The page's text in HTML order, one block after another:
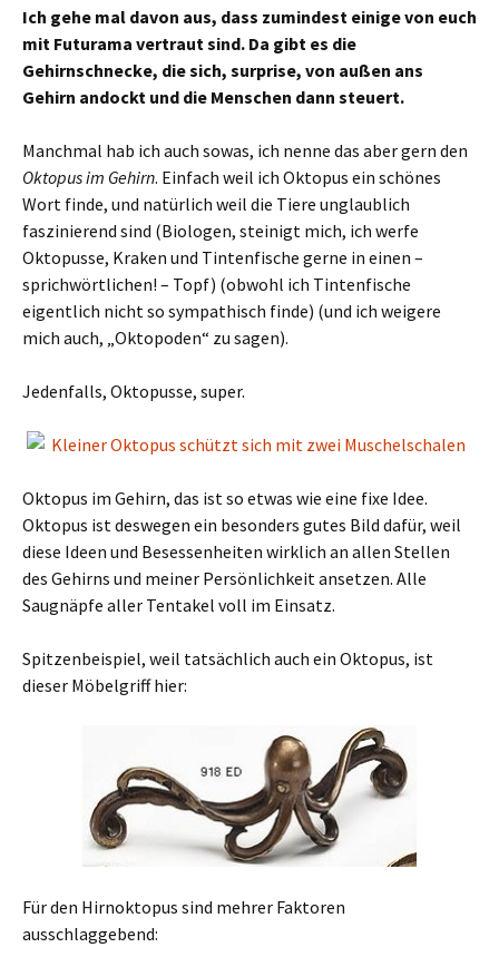
Ich gehe mal davon aus, dass zumindest einige von euch
mit Futurama vertraut sind. Da gibt es die
Gehirnschnecke, die sich, surprise, von außen ans
Gehirn andockt und die Menschen dann steuert.
Manchmal hab ich auch sowas, ich nenne das aber gern den
Oktopus im Gehirn. Einfach weil ich Oktopus ein schönes
Wort finde, und natürlich weil die Tiere unglaublich
faszinierend sind (Biologen, steinigt mich, ich werfe
Oktopusse, Kraken und Tintenfische gerne in einen –
sprichwörtlichen! – Topf) (obwohl ich Tintenfische
eigentlich nicht so sympathisch finde) (und ich weigere
mich auch, „Oktopoden“ zu sagen).
Jedenfalls, Oktopusse, super.
Oktopus im Gehirn, das ist so etwas wie eine fixe Idee.
Oktopus ist deswegen ein besonders gutes Bild dafür, weil
diese Ideen und Besessenheiten wirklich an allen Stellen
des Gehirns und meiner Persönlichkeit ansetzen. Alle
Saugnäpfe aller Tentakel voll im Einsatz.
Spitzenbeispiel, weil tatsächlich auch ein Oktopus, ist
dieser Möbelgriff hier:
Für den Hirnoktopus sind mehrer Faktoren
ausschlaggebend: